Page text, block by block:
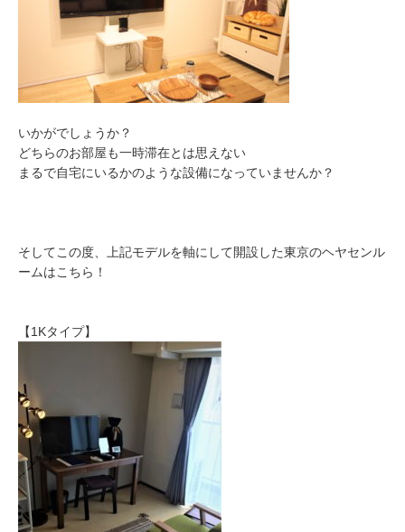
いかがでしょうか？
どちらのお部屋も一時滞在とは思えない
まるで自宅にいるかのような設備になっていませんか？
そしてこの度、上記モデルを軸にして開設した東京のヘヤセンル
ームはこちら！
【1Kタイプ】